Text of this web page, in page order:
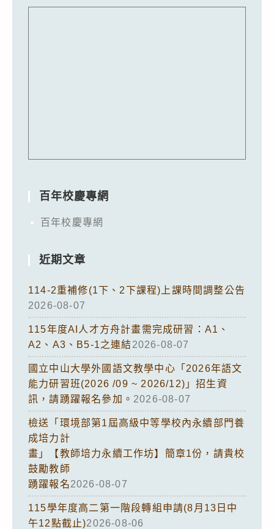
百年校慶專網
百年校慶專網
近期文章
114-2重補修(1下、2下課程)上課時間調整公告
2026-08-07
115年度AI人才方舟計畫需完成研習：A1、
A2、A3、B5-1之連結2026-08-07
國立中山大學外國語文教學中心「2026年語文
能力研習班(2026 /09 ~ 2026/12)」招生資
訊，請踴躍報名參加。 2026-08-07
檢送「環境部第1屆高級中等學校內永續部門養
成培力計
畫」【教師培力永續工作坊】簡章1份，請貴校
鼓勵教師
踴躍報名2026-08-07
115學年度高二第一階段轉組申請(8月13日中
午12點截止)2026-08-06